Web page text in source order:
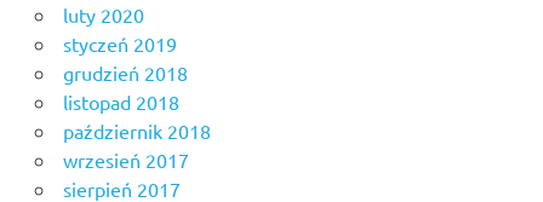
luty 2020
styczeń 2019
grudzień 2018
listopad 2018
październik 2018
wrzesień 2017
sierpień 2017